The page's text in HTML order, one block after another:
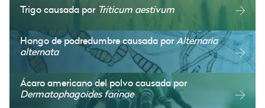
Trigo causada por Triticum aestivum
Hongo de podredumbre causada porAlternaria
alternata
Ácaro americano del polvo causada por
Dermatophagoides farinae